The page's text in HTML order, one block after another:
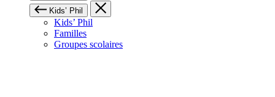
Kids’ Phil
Kids’ Phil
Familles
Groupes scolaires